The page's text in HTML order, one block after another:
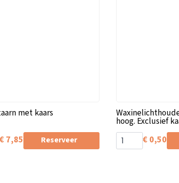
met kaars
€7,85 Reserveer
hoog. Exclusief
€ 0,50